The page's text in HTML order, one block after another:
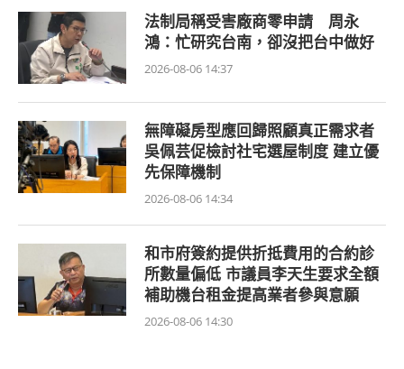
法制局稱受害廠商零申請 周永
鴻：忙研究台南，卻沒把台中做好
2026-08-06 14:37
無障礙房型應回歸照顧真正需求者
吳佩芸促檢討社宅選屋制度 建立優
先保障機制
2026-08-06 14:34
和市府簽約提供折抵費用的合約診
所數量偏低 市議員李天生要求全額
補助機台租金提高業者參與意願
2026-08-06 14:30